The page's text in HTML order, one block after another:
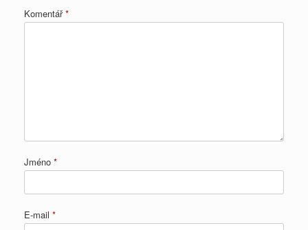
Komentář*
Jméno *
E-mail *